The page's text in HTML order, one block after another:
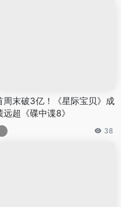
周末破3亿！《星际宝贝》成
远超《碟中谍8》
38